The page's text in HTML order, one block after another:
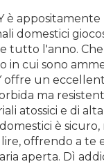
è
domestici
tutto l'anno.
in cui sono
offre un
ma
atossici e di
è sicuro,
offrendo a te
aperta. Dì